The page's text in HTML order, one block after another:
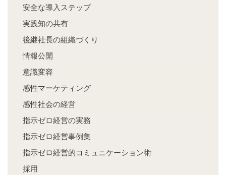
安全な導入ステップ
実践知の共有
後継社長の組織づくり
情報公開
意識変容
感性マーケティング
感性社会の経営
指示ゼロ経営の実務
指示ゼロ経営事例集
指示ゼロ経営的コミュニケーション術
採用